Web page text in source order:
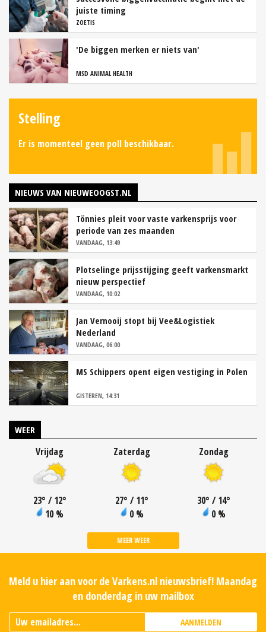
juiste timing
ZOETIS
'De biggen merken er niets van'
MSD ANIMAL HEALTH
Stelling
Er is momenteel geen poll beschikbaar.
NIEUWS VAN NIEUWEOOGST.NL
Tönnies pleit voor vaste varkensprijs voor
periode van zes maanden
VANDAAG, 13:49
Plotselinge prijsstijging geeft varkensmarkt
nieuw perspectief
VANDAAG, 10:02
Jan Vernooij stopt bij Vee&Logistiek
Nederland
VANDAAG, 06:00
MS Schippers opent eigen vestiging in Polen
GISTEREN, 14:31
WEER
Vrijdag
23° / 12°
10 %
Zaterdag
27° / 11°
0 %
Zondag
30° / 14°
0 %
MEER WEER
Meld u hier aan voor de Varkens.nl nieuwsbrief! Maandag
en donderdag in uw mailbox
AANMELDEN